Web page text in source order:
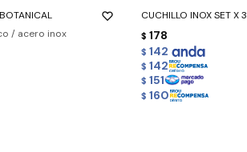
/ acero inox
CUCHILLO INOX SET X 3
$ 178
$ 142
$ 142
$ 151
$ 160